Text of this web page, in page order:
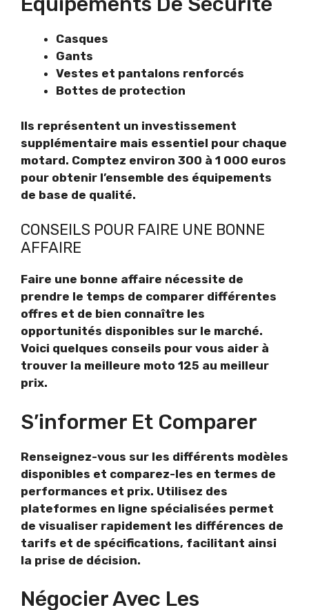
Casques
Gants
Vestes et pantalons renforcés
Bottes de protection
Ils représentent un investissement
supplémentaire mais essentiel pour chaque
motard. Comptez environ 300 à 1 000 euros
pour obtenir l’ensemble des équipements
de base de qualité.
CONSEILS POUR FAIRE UNE BONNE
AFFAIRE
Faire une bonne affaire nécessite de
prendre le temps de comparer différentes
offres et de bien connaître les
opportunités disponibles sur le marché.
Voici quelques conseils pour vous aider à
trouver la meilleure moto 125 au meilleur
prix.
S’informer Et Comparer
Renseignez-vous sur les différents modèles
disponibles et comparez-les en termes de
performances et prix. Utilisez des
plateformes en ligne spécialisées permet
de visualiser rapidement les différences de
tarifs et de spécifications, facilitant ainsi
la prise de décision.
Négocier Avec Les